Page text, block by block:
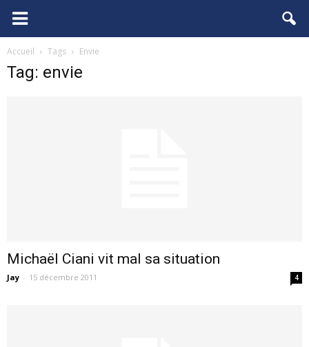
FCGB.net
Accueil Tags Envie
Tag: envie
Michaël Ciani vit mal sa situation
Jay - 15 décembre 2011 4